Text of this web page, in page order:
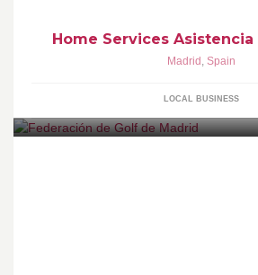
Home Services
Madrid , Spain
LOCAL BUSINESS